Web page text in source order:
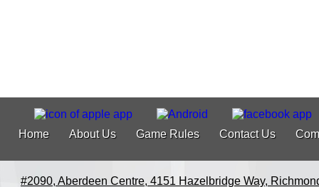
Home About Us Game Rules Contact Us
#2090, Aberdeen Centre, 4151 Hazelbridge Way,